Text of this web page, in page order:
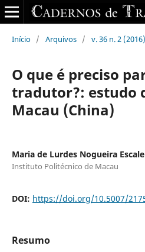
Início / Arquivos / v. 36 n. 2
O que é preciso
tradutor?: estudo
Macau (China)
Maria de Lurdes Nogueira
Instituto Politécnico de Macau
DOI: https://doi.org/10.5007/
Resumo